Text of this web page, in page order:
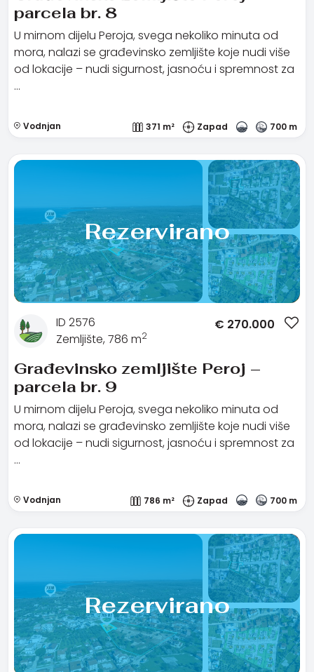
parcela br. 8
U mirnom dijelu Peroja, svega nekoliko minuta od
mora, nalazi se građevinsko zemljište koje nudi više
od lokacije – nudi sigurnost, jasnoću i spremnost za
…
Vodnjan 371 m² Zapad 700 m
Rezervirano
ID 2576
Zemljište, 786 m2
€ 270.000
Građevinsko zemljište Peroj –
parcela br. 9
U mirnom dijelu Peroja, svega nekoliko minuta od
mora, nalazi se građevinsko zemljište koje nudi više
od lokacije – nudi sigurnost, jasnoću i spremnost za
…
Vodnjan 786 m² Zapad 700 m
Rezervirano